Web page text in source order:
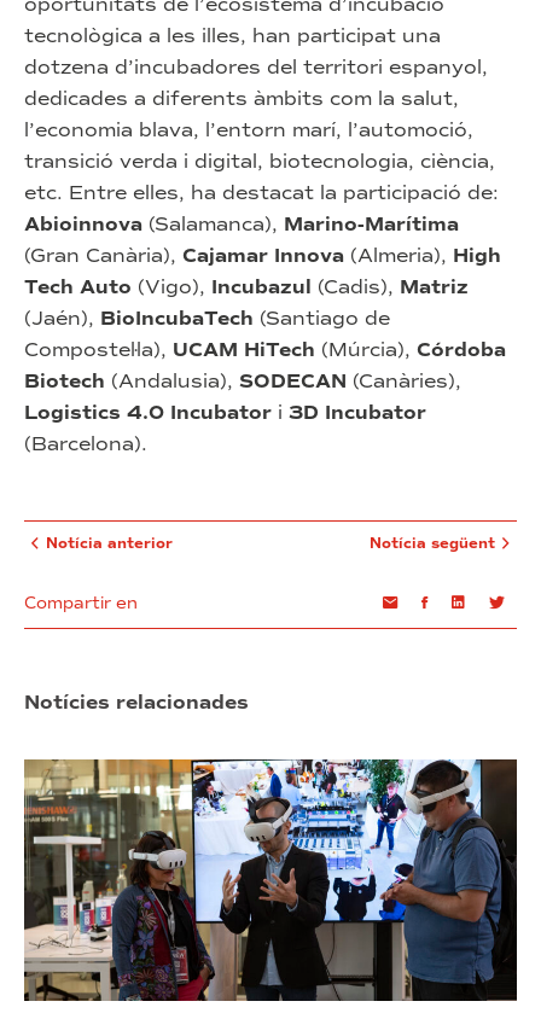
tecnològica a les illes, han participat una
dotzena d’incubadores del territori espanyol,
dedicades a diferents àmbits com la salut,
l’economia blava, l’entorn marí, l’automoció,
transició verda i digital, biotecnologia, ciència,
etc. Entre elles, ha destacat la participació de:
Abioinnova (Salamanca), Marino-Marítima
(Gran Canària), Cajamar Innova (Almeria), High
Tech Auto (Vigo), Incubazul (Cadis), Matriz
(Jaén), BioIncubaTech (Santiago de
Compostel·la), UCAM HiTech (Múrcia), Córdoba
Biotech (Andalusia), SODECAN (Canàries),
Logistics 4.0 Incubator i 3D Incubator
(Barcelona).
Notícia anterior
Compartir en EmailFacebookLinkedin
Notícia següent
Notícies relacionades